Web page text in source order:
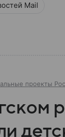
Mail
проекты